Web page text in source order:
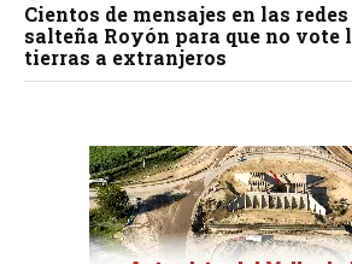
Cientos de mensajes en las
salteña Royón para que no vote
tierras a extranjeros